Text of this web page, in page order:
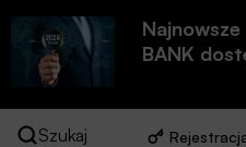
BANK
Szukaj